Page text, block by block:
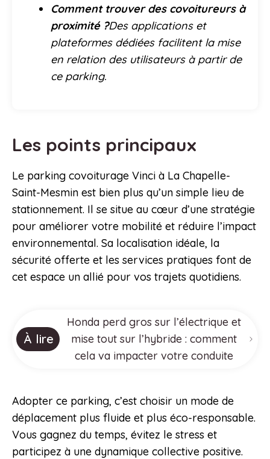
Comment trouver des covoitureurs à
proximité ?Des applications et
plateformes dédiées facilitent la mise
en relation des utilisateurs à partir de
ce parking.
Les points principaux
Le parking covoiturage Vinci à La Chapelle-
Saint-Mesmin est bien plus qu’un simple lieu de
stationnement. Il se situe au cœur d’une stratégie
pour améliorer votre mobilité et réduire l’impact
environnemental. Sa localisation idéale, la
sécurité offerte et les services pratiques font de
cet espace un allié pour vos trajets quotidiens.
À lire
Honda perd gros sur l’électrique et
mise tout sur l’hybride : comment
cela va impacter votre conduite
Adopter ce parking, c’est choisir un mode de
déplacement plus fluide et plus éco-responsable.
Vous gagnez du temps, évitez le stress et
participez à une dynamique collective positive.